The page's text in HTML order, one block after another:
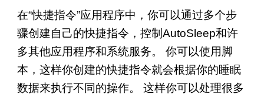
在“快捷指令”应用程序中，你可以通过多个步
骤创建自己的快捷指令，控制AutoSleep和许
多其他应用程序和系统服务。 你可以使用脚
本，这样你创建的快捷指令就会根据你的睡眠
数据来执行不同的操作。 这样你可以处理很多